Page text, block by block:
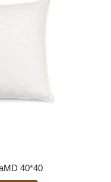
40*40